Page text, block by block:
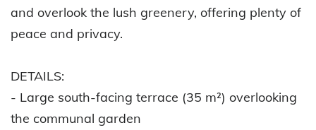
and overlook the lush greenery, offering plenty of
peace and privacy.
DETAILS:
- Large south-facing terrace (35 m²) overlooking
the communal garden